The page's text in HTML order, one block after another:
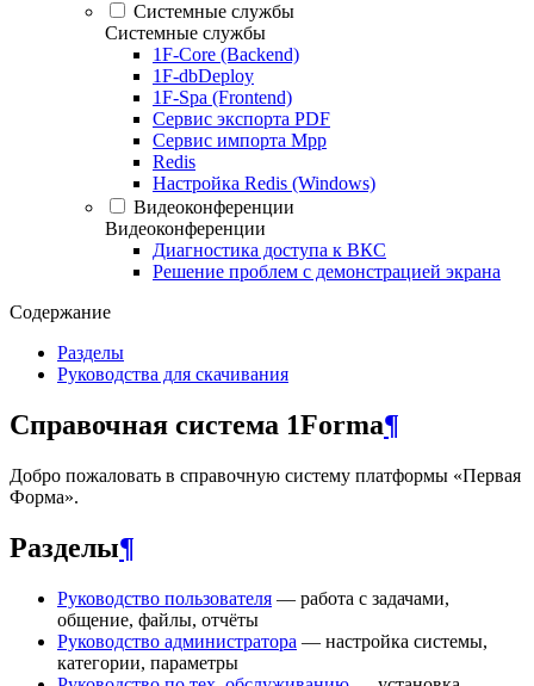
Системные службы
Системные службы
1F-Core (Backend)
1F-dbDeploy
1F-Spa (Frontend)
Сервис экспорта PDF
Сервис импорта Mpp
Redis
Настройка Redis (Windows)
Видеоконференции
Видеоконференции
Диагностика доступа к ВКС
Решение проблем с демонстрацией экрана
Содержание
Разделы
Руководства для скачивания
Справочная система 1Forma¶
Добро пожаловать в справочную систему платформы «Первая
Форма».
Разделы¶
Руководство пользователя — работа с задачами,
общение, файлы, отчёты
Руководство администратора — настройка системы,
категории, параметры